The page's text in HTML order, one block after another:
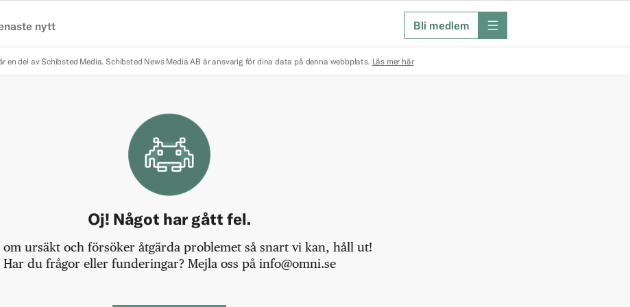
nytt Bli medlem meny
en del av Schibsted Media. Schibsted News Media AB är ansvarig för dina data på denna webbplats. Läs mer här
Oj! Något har gått fel.
om ursäkt och försöker åtgärda problemet så snart vi kan, håll ut!
Har du frågor eller funderingar? Mejla oss på info@omni.se